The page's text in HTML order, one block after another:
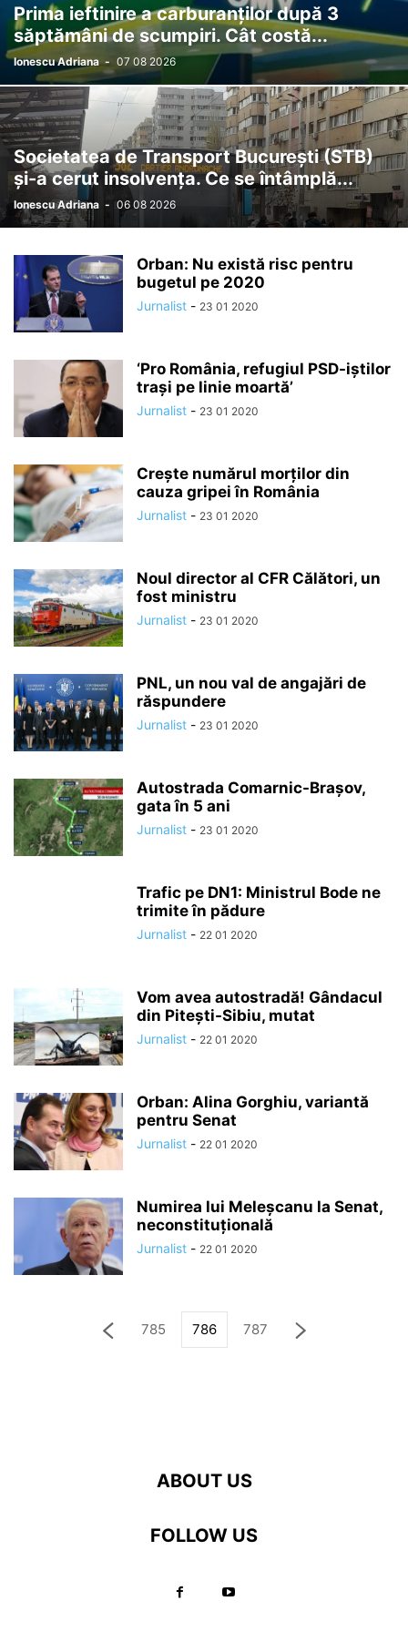
Prima ieftinire a carburanților după 3
săptămâni de scumpiri. Cât costă...
Ionescu Adriana - 07 08 2026
Societatea de Transport București (STB)
și-a cerut insolvența. Ce se întâmplă...
Ionescu Adriana - 06 08 2026
Orban: Nu există risc pentru
bugetul pe 2020
Jurnalist - 23 01 2020
‘Pro România, refugiul PSD-iștilor
trași pe linie moartă’
Jurnalist - 23 01 2020
Crește numărul morților din
cauza gripei în România
Jurnalist - 23 01 2020
Noul director al CFR Călători, un
fost ministru
Jurnalist - 23 01 2020
PNL, un nou val de angajări de
răspundere
Jurnalist - 23 01 2020
Autostrada Comarnic-Brașov,
gata în 5 ani
Jurnalist - 23 01 2020
Trafic pe DN1: Ministrul Bode ne
trimite în pădure
Jurnalist - 22 01 2020
Vom avea autostradă! Gândacul
din Pitești-Sibiu, mutat
Jurnalist - 22 01 2020
Orban: Alina Gorghiu, variantă
pentru Senat
Jurnalist - 22 01 2020
Numirea lui Meleșcanu la Senat,
neconstituțională
Jurnalist - 22 01 2020
785 786 787
ABOUT US
FOLLOW US